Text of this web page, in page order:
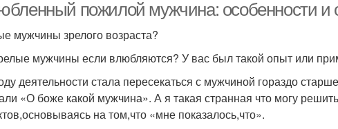
пожилой мужчина: особенности и
мужчины зрелого возраста?
мужчины если влюбляются? У вас был такой опыт или
деятельности стала пересекаться с мужчиной гораздо
«О боже какой мужчина». А я такая странная что могу
на том,что «мне показалось,что».